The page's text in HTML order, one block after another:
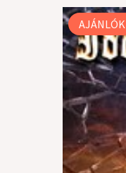
AJÁNLÓK